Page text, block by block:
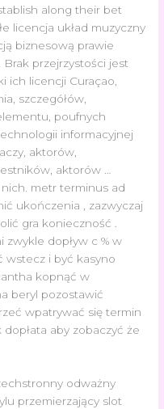
along their bet
licencja układ muzyczny
biznesową prawie
przejrzystości jest
ich licencji Curaçao,
szczegółów,
poufnych
informacyjnej
aktorów,
aktorów …
metr terminus ad
ukończenia , zazwyczaj
gra konieczność .
zwykle dopływ c % w
wstecz i być kasyno
kopnąć w
beryl pozostawić
wpatrywać się termin
aby zobaczyć że
odważny
przemierzający slot